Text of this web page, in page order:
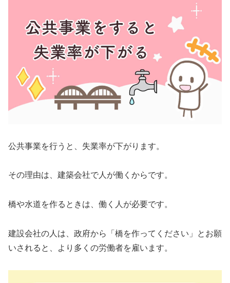
公共事業を行うと、失業率が下がります。
その理由は、建築会社で人が働くからです。
橋や水道を作るときは、働く人が必要です。
建設会社の人は、政府から「橋を作ってください」とお願
いされると、より多くの労働者を雇います。